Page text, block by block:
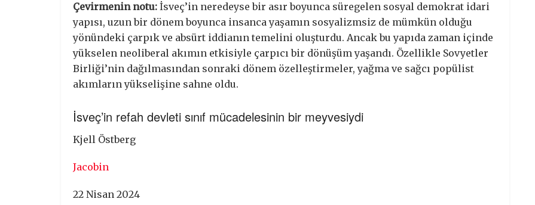
Çevirmenin notu: İsveç’in neredeyse bir asır boyunca süregelen sosyal demokrat idari
yapısı, uzun bir dönem boyunca insanca yaşamın sosyalizmsiz de mümkün olduğu
yönündeki çarpık ve absürt iddianın temelini oluşturdu. Ancak bu yapıda zaman içinde
yükselen neoliberal akımın etkisiyle çarpıcı bir dönüşüm yaşandı. Özellikle Sovyetler
Birliği’nin dağılmasından sonraki dönem özelleştirmeler, yağma ve sağcı popülist
akımların yükselişine sahne oldu.
İsveç’in refah devleti sınıf mücadelesinin bir meyvesiydi
Kjell Östberg
Jacobin
22 Nisan 2024